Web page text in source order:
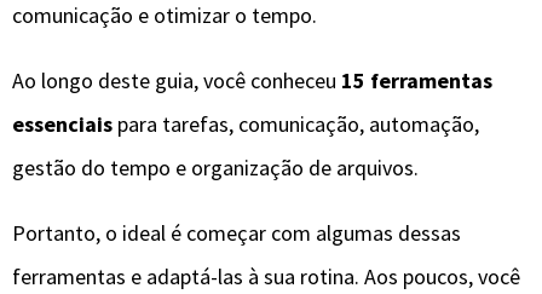
comunicação e otimizar o tempo.
Ao longo deste guia, você conheceu 15 ferramentas
essenciais para tarefas, comunicação, automação,
gestão do tempo e organização de arquivos.
Portanto, o ideal é começar com algumas dessas
ferramentas e adaptá-las à sua rotina. Aos poucos, você